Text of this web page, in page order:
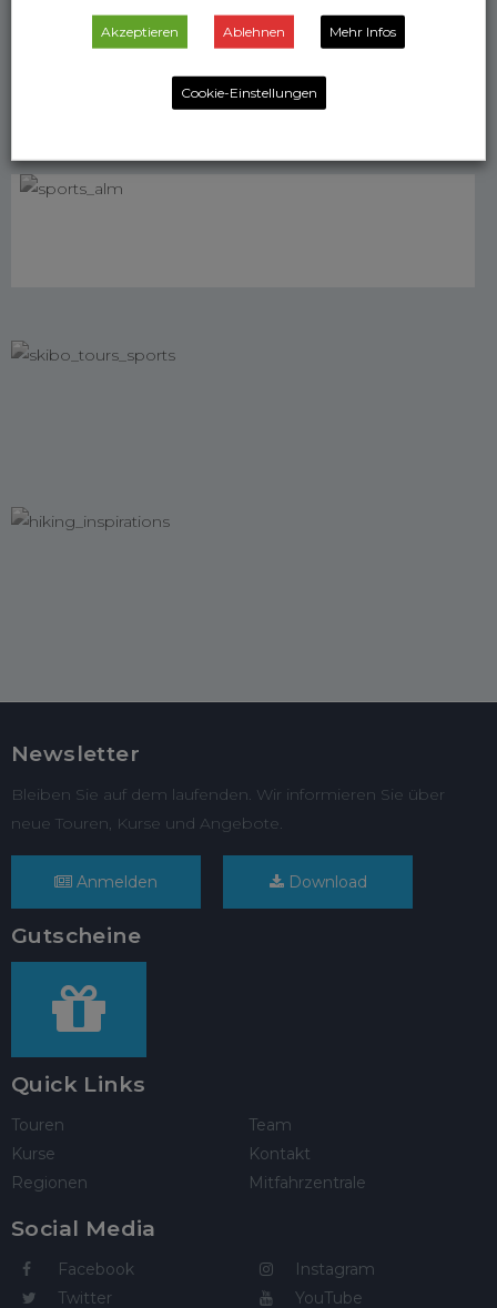
Newsletter
Bleiben Sie auf dem laufenden. Wir informieren Sie über
neue Touren, Kurse und Angebote.
Anmelden Download
Gutscheine
Quick Links
Touren
Kurse
Regionen
Team
Kontakt
Mitfahrzentrale
Social Media
Facebook
Twitter
Instagram
YouTube
Akzeptieren Ablehnen Mehr Infos
Cookie-Einstellungen